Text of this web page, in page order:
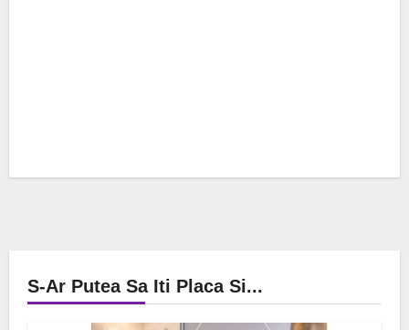
S-Ar Putea Sa Iti Placa Si...